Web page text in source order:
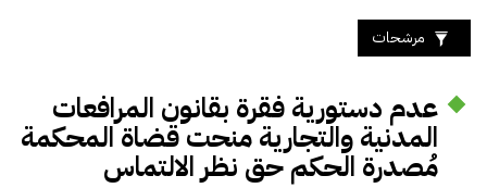
مرشحات
عدم دستورية فقرة بقانون المرافعات
المدنية والتجارية منحت قضاة المحكمة
مُصدرة الحكم حق نظر الالتماس